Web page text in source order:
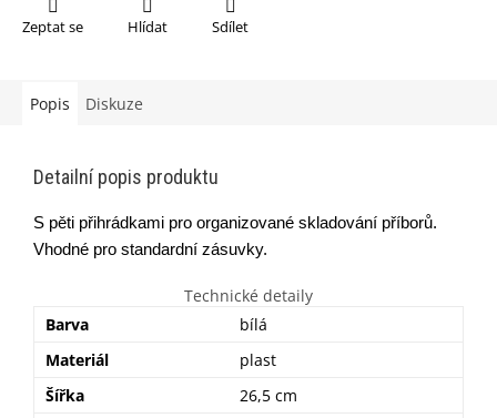
Zeptat se Hlídat Sdílet
Popis Diskuze
Detailní popis produktu
S pěti přihrádkami pro organizované skladování příborů.
Vhodné pro standardní zásuvky.
Technické detaily
Barva
bílá
Materiál
plast
Šířka
26,5 cm